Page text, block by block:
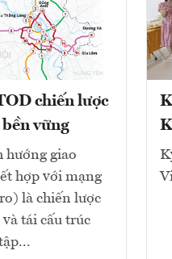
chiến lược
vững
hướng giao
hợp với mạng
là chiến lược
tái cấu trúc